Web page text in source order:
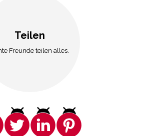
Teilen
Freunde teilen alles.